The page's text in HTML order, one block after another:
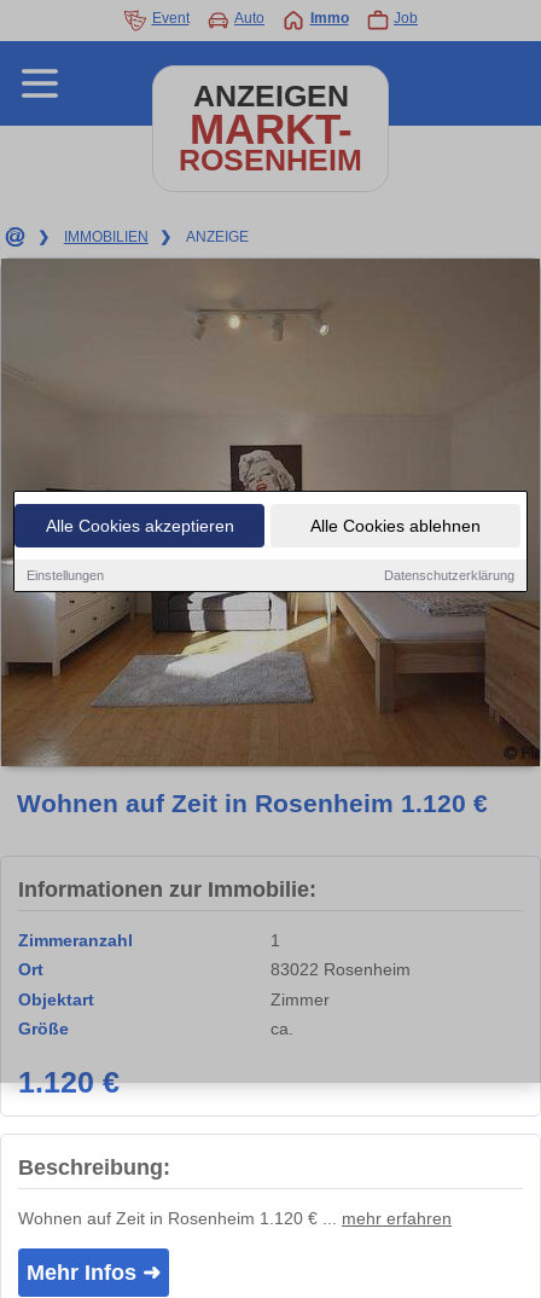
Alle Cookies akzeptieren Alle Cookies ablehnen
Einstellungen Datenschutzerklärung
Event Auto Immo Job
ANZEIGEN
MARKT-
ROSENHEIM
❯ IMMOBILIEN ❯ ANZEIGE
Wohnen auf Zeit in Rosenheim 1.120 €
Informationen zur Immobilie:
Zimmeranzahl
1
Ort
83022 Rosenheim
Objektart
Zimmer
Größe
ca.
1.120 €
Beschreibung:
Wohnen auf Zeit in Rosenheim 1.120 € ... mehr erfahren
Mehr Infos ➜